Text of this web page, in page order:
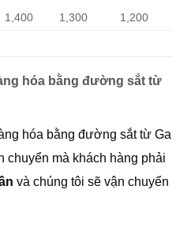
1,400 1,300 1,200
hóa bằng đường sắt từ
hóa bằng đường sắt từ Ga
chuyển mà khách hàng phải
và chúng tôi sẽ vận chuyển